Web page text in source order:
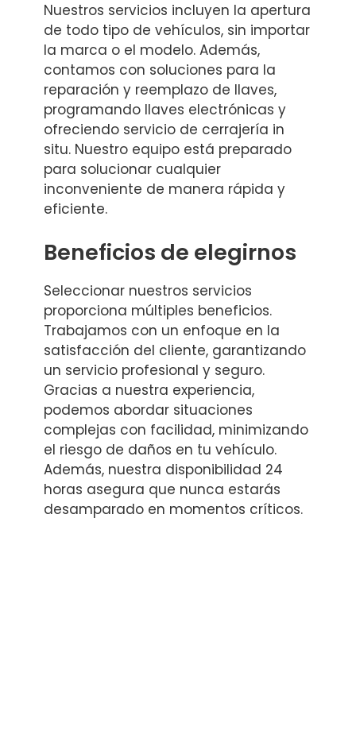
Nuestros servicios incluyen la apertura
de todo tipo de vehículos, sin importar
la marca o el modelo. Además,
contamos con soluciones para la
reparación y reemplazo de llaves,
programando llaves electrónicas y
ofreciendo servicio de cerrajería in
situ. Nuestro equipo está preparado
para solucionar cualquier
inconveniente de manera rápida y
eficiente.
Beneficios de elegirnos
Seleccionar nuestros servicios
proporciona múltiples beneficios.
Trabajamos con un enfoque en la
satisfacción del cliente, garantizando
un servicio profesional y seguro.
Gracias a nuestra experiencia,
podemos abordar situaciones
complejas con facilidad, minimizando
el riesgo de daños en tu vehículo.
Además, nuestra disponibilidad 24
horas asegura que nunca estarás
desamparado en momentos críticos.